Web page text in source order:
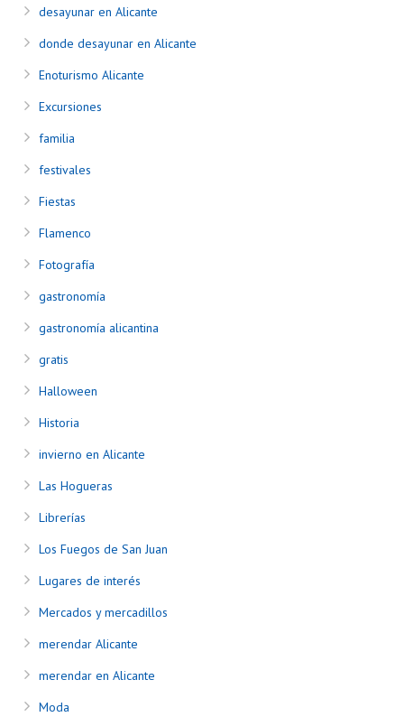
desayunar en Alicante
donde desayunar en Alicante
Enoturismo Alicante
Excursiones
familia
festivales
Fiestas
Flamenco
Fotografía
gastronomía
gastronomía alicantina
gratis
Halloween
Historia
invierno en Alicante
Las Hogueras
Librerías
Los Fuegos de San Juan
Lugares de interés
Mercados y mercadillos
merendar Alicante
merendar en Alicante
Moda